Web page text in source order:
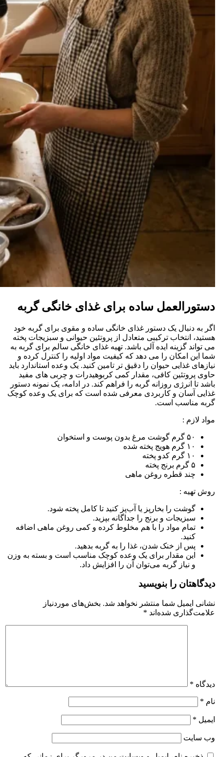
دستورالعمل ساده برای غذای خانگی گربه
اگر به دنبال یک دستور غذای خانگی ساده و مقوی برای گربه خود
هستید، انتخاب ترکیبی متعادل از پروتئین حیوانی و سبزیجات پخته
می‌ تواند گزینه‌ ایده‌ آلی باشد. تهیه غذای خانگی سالم برای گربه به
شما این امکان را می‌ دهد که کیفیت مواد اولیه را کنترل کرده و
نیازهای غذایی حیوان را دقیق‌ تر تامین کنید. یک وعده استاندارد باید
حاوی پروتئین کافی، مقدار کمی کربوهیدرات و چربی‌ های مفید
باشد تا انرژی روزانه گربه را فراهم کند. در ادامه، یک نمونه دستور
غذایی آسان و کاربردی معرفی شده است که برای یک وعده کوچک
گربه مناسب است.
مواد لازم :
۵۰ گرم گوشت مرغ بدون پوست و استخوان
۱۰ گرم هویج پخته شده
۱۰ گرم کدو پخته
۵ گرم برنج پخته
چند قطره روغن ماهی
روش تهیه :
گوشت را بخارپز یا آب‌پز کنید تا کامل پخته شود.
سبزیجات و برنج را جداگانه بپزید.
تمام مواد را با هم مخلوط کرده و کمی روغن ماهی اضافه
کنید.
پس از خنک شدن، غذا را به گربه بدهید.
این مقدار برای یک وعده کوچک مناسب است و بسته به وزن
و نیاز گربه می‌توان آن را افزایش داد.
دیدگاهتان را بنویسید
نشانی ایمیل شما منتشر نخواهد شد. بخش‌های موردنیاز
علامت‌گذاری شده‌اند *
دیدگاه *
نام *
ایمیل *
وب‌ سایت